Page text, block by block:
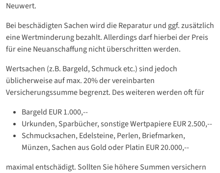
Neuwert.
Bei beschädigten Sachen wird die Reparatur und ggf. zusätzlich
eine Wertminderung bezahlt. Allerdings darf hierbei der Preis
für eine Neuanschaffung nicht überschritten werden.
Wertsachen (z.B. Bargeld, Schmuck etc.) sind jedoch
üblicherweise auf max. 20% der vereinbarten
Versicherungssumme begrenzt. Des weiteren werden oft für
Bargeld EUR 1.000,--
Urkunden, Sparbücher, sonstige Wertpapiere EUR 2.500,--
Schmucksachen, Edelsteine, Perlen, Briefmarken,
Münzen, Sachen aus Gold oder Platin EUR 20.000,--
maximal entschädigt. Sollten Sie höhere Summen versichern